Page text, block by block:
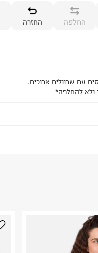
החלפה החזרה
עם שרוולים ארוכים.
ולא להחלפה*
המתאימה לכם,
להדביק את מדבקת
שלכם.